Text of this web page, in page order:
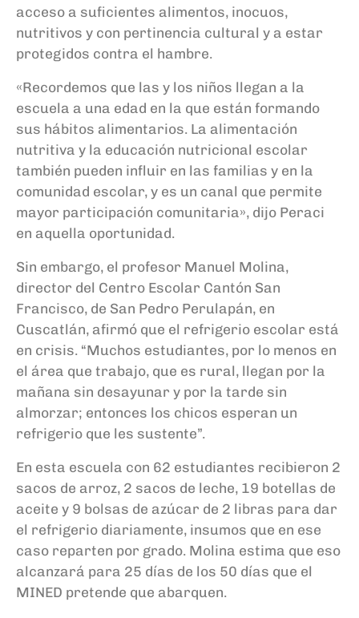
acceso a suficientes alimentos, inocuos,
nutritivos y con pertinencia cultural y a estar
protegidos contra el hambre.
«Recordemos que las y los niños llegan a la
escuela a una edad en la que están formando
sus hábitos alimentarios. La alimentación
nutritiva y la educación nutricional escolar
también pueden influir en las familias y en la
comunidad escolar, y es un canal que permite
mayor participación comunitaria», dijo Peraci
en aquella oportunidad.
Sin embargo, el profesor Manuel Molina,
director del Centro Escolar Cantón San
Francisco, de San Pedro Perulapán, en
Cuscatlán, afirmó que el refrigerio escolar está
en crisis. “Muchos estudiantes, por lo menos en
el área que trabajo, que es rural, llegan por la
mañana sin desayunar y por la tarde sin
almorzar; entonces los chicos esperan un
refrigerio que les sustente”.
En esta escuela con 62 estudiantes recibieron 2
sacos de arroz, 2 sacos de leche, 19 botellas de
aceite y 9 bolsas de azúcar de 2 libras para dar
el refrigerio diariamente, insumos que en ese
caso reparten por grado. Molina estima que eso
alcanzará para 25 días de los 50 días que el
MINED pretende que abarquen.